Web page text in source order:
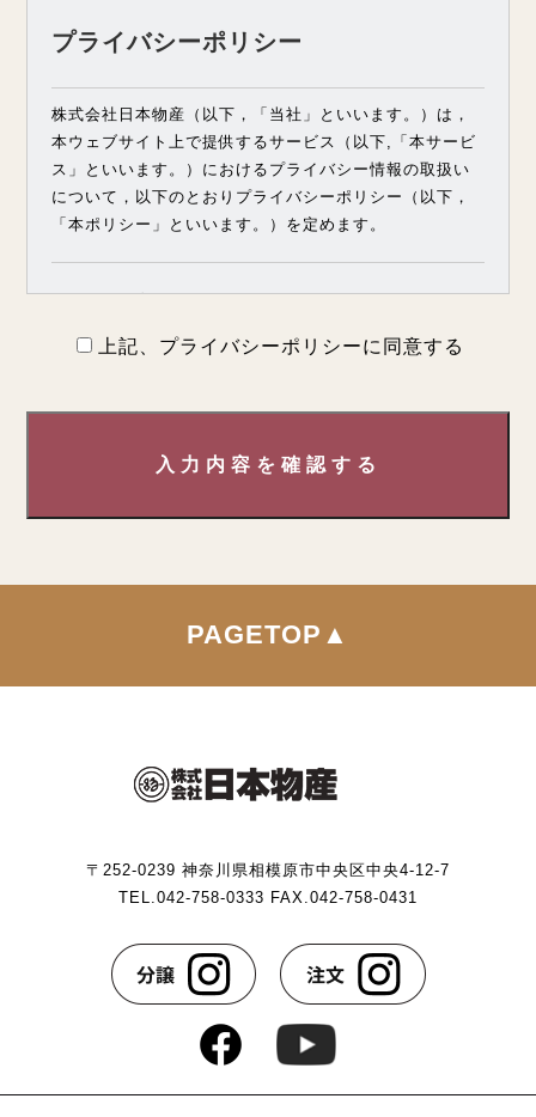
プライバシーポリシー
株式会社日本物産（以下，「当社」といいます。）は，
本ウェブサイト上で提供するサービス（以下,「本サービ
ス」といいます。）におけるプライバシー情報の取扱い
について，以下のとおりプライバシーポリシー（以下，
「本ポリシー」といいます。）を定めます。
月日，住所，電話番号，連絡先その他の記述等により特
郵便番号や性別，職業，年齢，ユーザーのIPアドレス，
第２条（プライバシー情報の収集方法）
日，住所，電話番号，メールアドレス，銀行口座番号，
クレジットカード番号，運転免許証番号などの個人情報
などとの間でなされたユーザーの個人情報を含む取引記
録や，決済に関する情報を当社の提携先（情報提供元，
いいます。）などから収集することがあります。
当社は，ユーザーについて，利用したサービスやソフト
ウエア，購入した商品，閲覧したページや広告の履歴，
上記、プライバシーポリシーに同意する
入力内容を確認する
PAGETOP▲
〒252-0239 神奈川県相模原市中央区中央4-12-7
TEL.042-758-0333 FAX.042-758-0431